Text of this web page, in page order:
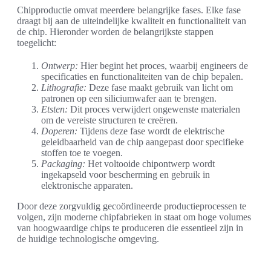
Chipproductie omvat meerdere belangrijke fases. Elke fase
draagt bij aan de uiteindelijke kwaliteit en functionaliteit van
de chip. Hieronder worden de belangrijkste stappen
toegelicht:
Ontwerp: Hier begint het proces, waarbij engineers de
specificaties en functionaliteiten van de chip bepalen.
Lithografie: Deze fase maakt gebruik van licht om
patronen op een siliciumwafer aan te brengen.
Etsten: Dit proces verwijdert ongewenste materialen
om de vereiste structuren te creëren.
Doperen: Tijdens deze fase wordt de elektrische
geleidbaarheid van de chip aangepast door specifieke
stoffen toe te voegen.
Packaging: Het voltooide chipontwerp wordt
ingekapseld voor bescherming en gebruik in
elektronische apparaten.
Door deze zorgvuldig gecoördineerde productieprocessen te
volgen, zijn moderne chipfabrieken in staat om hoge volumes
van hoogwaardige chips te produceren die essentieel zijn in
de huidige technologische omgeving.